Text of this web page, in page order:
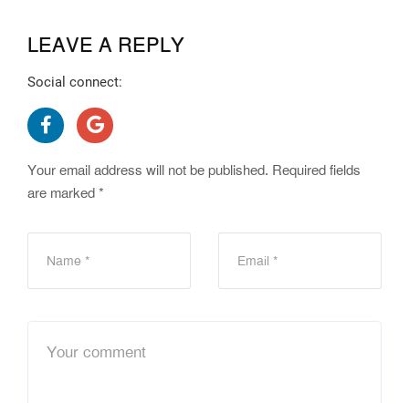
LEAVE A REPLY
Social connect:
Your email address will not be published. Required fields
are marked *